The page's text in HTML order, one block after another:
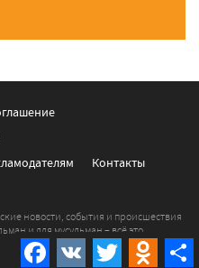
Facebook
VK Twitter
Контакты
новости, события и происшествия
и для мусульман – всё это